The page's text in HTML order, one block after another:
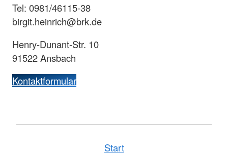
Tel: 0981/46115-38
birgit.heinrich@brk.de
Henry-Dunant-Str. 10
91522 Ansbach
Kontaktformular
Start